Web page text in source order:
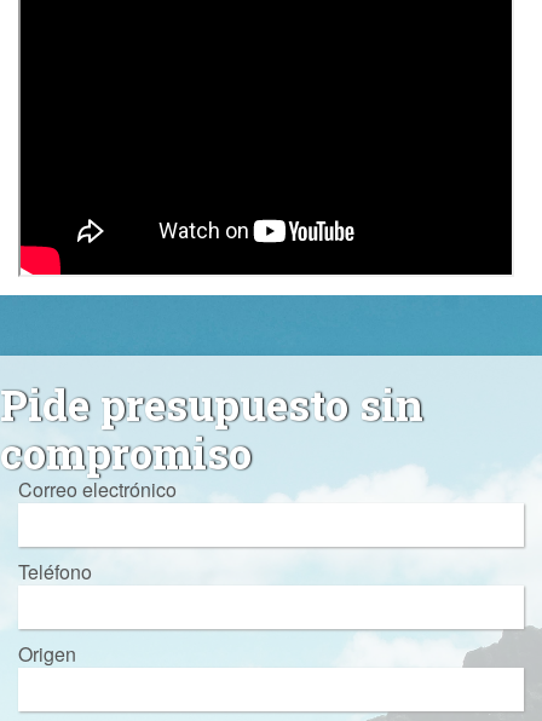
Pide presupuesto sin
compromiso
Correo electrónico
Teléfono
Origen